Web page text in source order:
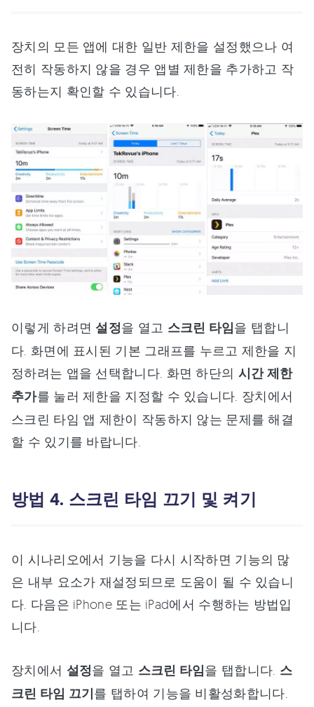
장치의 모든 앱에 대한 일반 제한을 설정했으나 여
전히 작동하지 않을 경우 앱별 제한을 추가하고 작
동하는지 확인할 수 있습니다.
이렇게 하려면설정을 열고 스크린 타임을 탭합니
다. 화면에 표시된 기본 그래프를 누르고 제한을 지
정하려는 앱을 선택합니다. 화면 하단의 시간 제한
추가를 눌러 제한을 지정할 수 있습니다. 장치에서
스크린 타임 앱 제한이 작동하지 않는 문제를 해결
할 수 있기를 바랍니다.
방법 4. 스크린 타임 끄기 및 켜기
이 시나리오에서 기능을 다시 시작하면 기능의 많
은 내부 요소가 재설정되므로 도움이 될 수 있습니
다. 다음은 iPhone 또는 iPad에서 수행하는 방법입
니다.
장치에서 설정을 열고 스크린 타임을 탭합니다. 스
크린 타임 끄기를 탭하여 기능을 비활성화합니다.